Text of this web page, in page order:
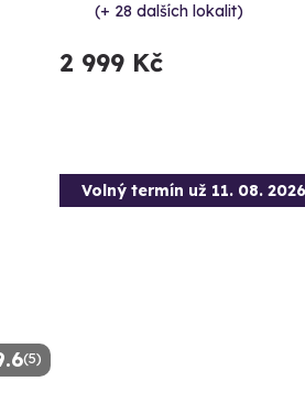
(+ 28 dalších lokalit)
2 999 Kč
(5)
Volný termín už 11. 08. 2026